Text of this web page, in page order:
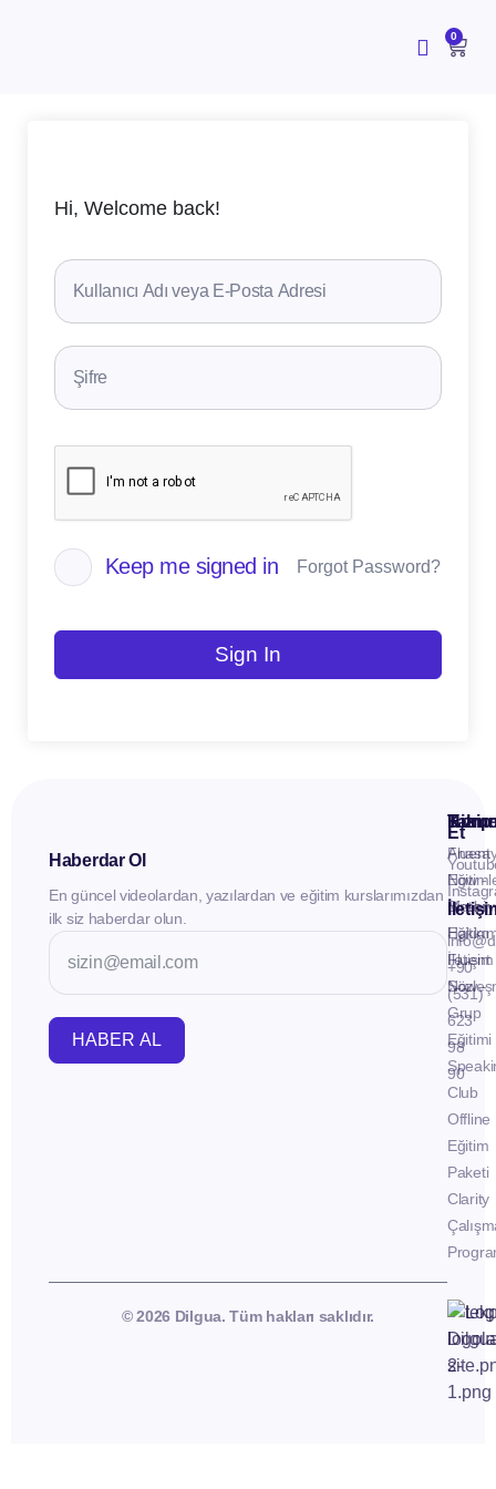
0
Hi, Welcome back!
Keep me signed in Forgot Password?
Sign In
Haberdar Ol
En güncel videolardan, yazılardan ve eğitim kurslarımızdan
ilk siz haberdar olun.
HABER AL
İletişim
Fluent
Now -
Birebir
Eğitim
Fluent
Now -
Grup
Eğitimi
Club
Offline
Eğitim
Paketi
Clarity
Takip
Et
+90
(531)
623
98
90
© 2026 Dilgua. Tüm hakları saklıdır.